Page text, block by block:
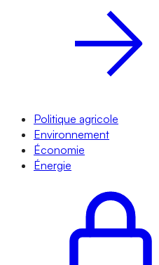
Politique agricole
Environnement
Économie
Énergie